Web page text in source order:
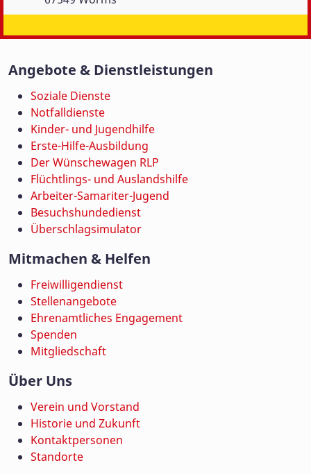
Angebote & Dienstleistungen
Soziale Dienste
Notfalldienste
Kinder- und Jugendhilfe
Erste-Hilfe-Ausbildung
Der Wünschewagen RLP
Flüchtlings- und Auslandshilfe
Arbeiter-Samariter-Jugend
Besuchshundedienst
Überschlagsimulator
Mitmachen & Helfen
Freiwilligendienst
Stellenangebote
Ehrenamtliches Engagement
Spenden
Mitgliedschaft
Über Uns
Verein und Vorstand
Historie und Zukunft
Kontaktpersonen
Standorte